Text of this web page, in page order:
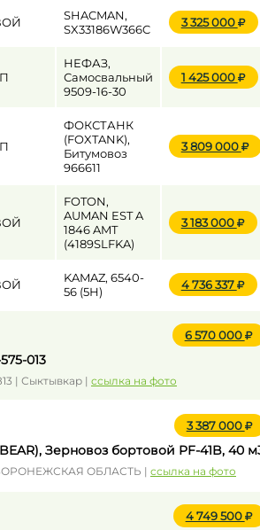
SHACMAN,
SX33186W366C
3 325 000
НЕФАЗ,
Самосвальный
9509-16-30
1 425 000
ФОКСТАНК
(FOXTANK),
Битумовоз
966611
3 809 000
FOTON,
AUMAN EST A
1846 AMT
(4189SLFKA)
3 183 000
KAMAZ, 6540-
56 (5Н)
4 736 337
6 570 000
013
| Сыктывкар | ссылка на фото
3 387 000
Зерновоз бортовой PF-41B, 40
ОБЛАСТЬ | ссылка на фото
4 749 500